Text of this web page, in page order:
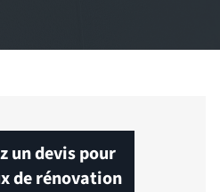
un devis pour
de rénovation